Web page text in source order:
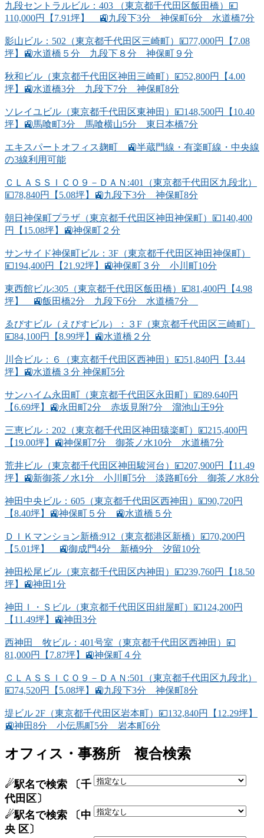
九段セントラルビル：403 （東京都千代田区飯田橋）💴
110,000円【7.91坪】 🚉九段下3分 神保町6分 水道橋7分
影山ビル：502（東京都千代田区三崎町）💴77,000円【7.08
坪】🚉水道橋５分 九段下８分 神保町９分
秋和ビル（東京都千代田区神田三崎町）💴52,800円【4.00
坪】🚉水道橋3分 九段下7分 神保町8分
ソレイユビル（東京都千代田区東神田）💴148,500円【10.40
坪】🚉馬喰町3分 馬喰横山5分 東日本橋7分
エキスパートオフィス麹町 🚉半蔵門線・有楽町線・中央線
の3線利用可能
ＣＬＡＳＳＩＣＯ９－ＤＡＮ:401（東京都千代田区九段北）
💴78,840円【5.08坪】🚉九段下3分 神保町8分
朝日神保町プラザ（東京都千代田区神田神保町）💴140,400
円【15.08坪】🚉神保町２分
サンサイド神保町ビル：3F（東京都千代田区神田神保町）
💴194,400円【21.92坪】🚉神保町３分 小川町10分
東西館ビル:305（東京都千代田区飯田橋）💴81,400円【4.98
坪】 🚉飯田橋2分 九段下6分 水道橋7分
ゑびすビル（えびすビル）：３F（東京都千代田区三崎町）
💴84,100円【8.99坪】🚉水道橋２分
川合ビル：６（東京都千代田区西神田）💴51,840円【3.44
坪】🚉水道橋３分 神保町5分
サンハイム永田町（東京都千代田区永田町）💴89,640円
【6.69坪】🚉永田町2分 赤坂見附7分 溜池山王9分
三恵ビル：202（東京都千代田区神田猿楽町）💴215,400円
【19.00坪】🚉神保町7分 御茶ノ水10分 水道橋7分
荒井ビル（東京都千代田区神田駿河台）💴207,900円【11.49
坪】🚉新御茶ノ水1分 小川町5分 淡路町6分 御茶ノ水8分
神田中央ビル：605（東京都千代田区西神田）💴90,720円
【8.40坪】🚉神保町５分 🚉水道橋５分
ＤＩＫマンション新橋:912（東京都港区新橋）💴70,200円
【5.01坪】 🚉御成門4分 新橋9分 汐留10分
神田松尾ビル（東京都千代田区内神田）💴239,760円【18.50
坪】🚉神田1分
神田Ｉ・Ｓビル（東京都千代田区田紺屋町）💴124,200円
【11.49坪】🚉神田3分
西神田 牧ビル：401号室（東京都千代田区西神田）💴
81,000円【7.87坪】🚉神保町４分
ＣＬＡＳＳＩＣＯ９－ＤＡＮ:501（東京都千代田区九段北）
💴74,520円【5.08坪】🚉九段下3分 神保町8分
堤ビル 2F（東京都千代田区岩本町）💴132,840円【12.29坪】
🚉神田8分 小伝馬町5分 岩本町6分
オフィス・事務所 複合検索
☄駅名で検索 〔千
代田区〕
☄駅名で検索 〔中
央 区〕